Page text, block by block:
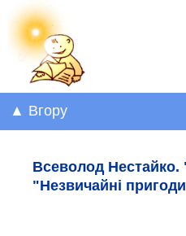
▲ Вгору
Всеволод Нестайко.
"Незвичайні